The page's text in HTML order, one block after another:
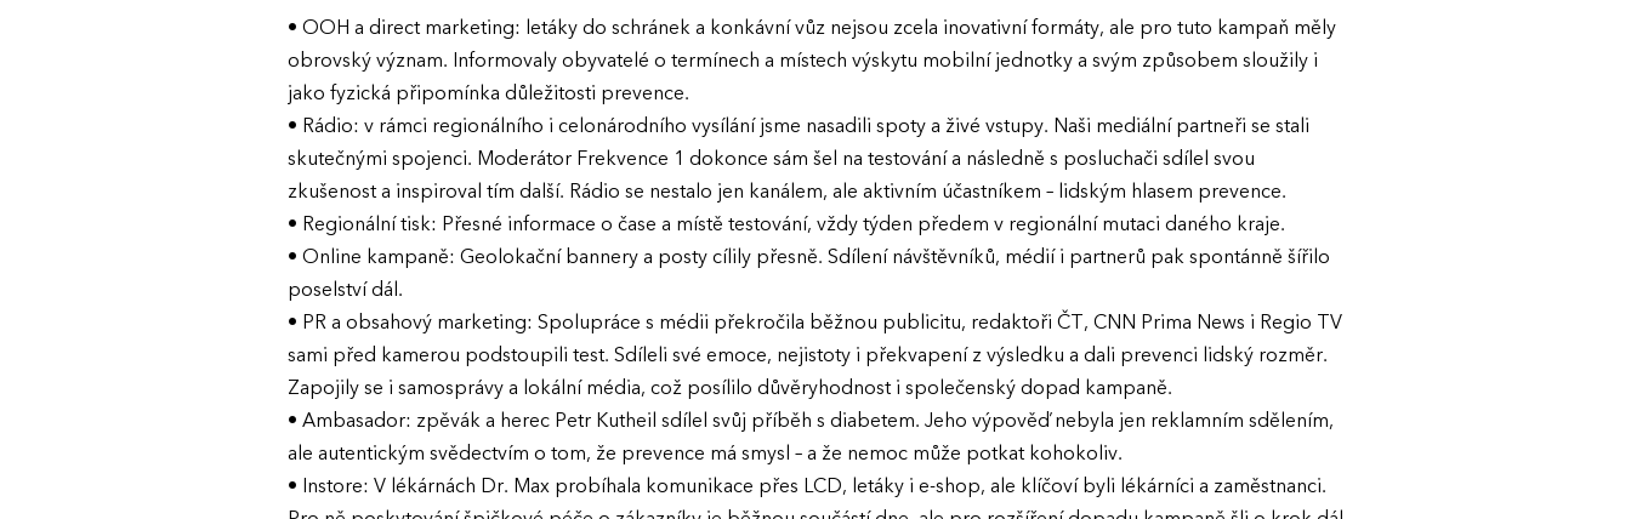
• OOH a direct marketing: letáky do schránek a konkávní vůz nejsou zcela inovativní formáty, ale pro tuto kampaň měly
obrovský význam. Informovaly obyvatelé o termínech a místech výskytu mobilní jednotky a svým způsobem sloužily i
jako fyzická připomínka důležitosti prevence.
• Rádio: v rámci regionálního i celonárodního vysílání jsme nasadili spoty a živé vstupy. Naši mediální partneři se stali
skutečnými spojenci. Moderátor Frekvence 1 dokonce sám šel na testování a následně s posluchači sdílel svou
zkušenost a inspiroval tím další. Rádio se nestalo jen kanálem, ale aktivním účastníkem – lidským hlasem prevence.
• Regionální tisk: Přesné informace o čase a místě testování, vždy týden předem v regionální mutaci daného kraje.
• Online kampaně: Geolokační bannery a posty cílily přesně. Sdílení návštěvníků, médií i partnerů pak spontánně šířilo
poselství dál.
• PR a obsahový marketing: Spolupráce s médii překročila běžnou publicitu, redaktoři ČT, CNN Prima News i Regio TV
sami před kamerou podstoupili test. Sdíleli své emoce, nejistoty i překvapení z výsledku a dali prevenci lidský rozměr.
Zapojily se i samosprávy a lokální média, což posílilo důvěryhodnost i společenský dopad kampaně.
• Ambasador: zpěvák a herec Petr Kutheil sdílel svůj příběh s diabetem. Jeho výpověď nebyla jen reklamním sdělením,
ale autentickým svědectvím o tom, že prevence má smysl – a že nemoc může potkat kohokoliv.
• Instore: V lékárnách Dr. Max probíhala komunikace přes LCD, letáky i e-shop, ale klíčoví byli lékárníci a zaměstnanci.